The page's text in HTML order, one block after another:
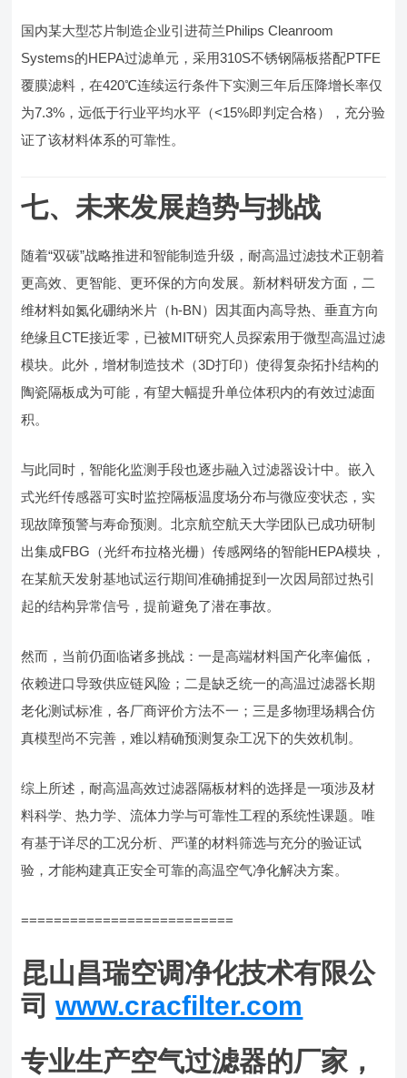
国内某大型芯片制造企业引进荷兰Philips Cleanroom
Systems的HEPA过滤单元，采用310S不锈钢隔板搭配PTFE
覆膜滤料，在420℃连续运行条件下实测三年后压降增长率仅
为7.3%，远低于行业平均水平（<15%即判定合格），充分验
证了该材料体系的可靠性。
七、未来发展趋势与挑战
随着“双碳”战略推进和智能制造升级，耐高温过滤技术正朝着
更高效、更智能、更环保的方向发展。新材料研发方面，二
维材料如氮化硼纳米片（h-BN）因其面内高导热、垂直方向
绝缘且CTE接近零，已被MIT研究人员探索用于微型高温过滤
模块。此外，增材制造技术（3D打印）使得复杂拓扑结构的
陶瓷隔板成为可能，有望大幅提升单位体积内的有效过滤面
积。
与此同时，智能化监测手段也逐步融入过滤器设计中。嵌入
式光纤传感器可实时监控隔板温度场分布与微应变状态，实
现故障预警与寿命预测。北京航空航天大学团队已成功研制
出集成FBG（光纤布拉格光栅）传感网络的智能HEPA模块，
在某航天发射基地试运行期间准确捕捉到一次因局部过热引
起的结构异常信号，提前避免了潜在事故。
然而，当前仍面临诸多挑战：一是高端材料国产化率偏低，
依赖进口导致供应链风险；二是缺乏统一的高温过滤器长期
老化测试标准，各厂商评价方法不一；三是多物理场耦合仿
真模型尚不完善，难以精确预测复杂工况下的失效机制。
综上所述，耐高温高效过滤器隔板材料的选择是一项涉及材
料科学、热力学、流体力学与可靠性工程的系统性课题。唯
有基于详尽的工况分析、严谨的材料筛选与充分的验证试
验，才能构建真正安全可靠的高温空气净化解决方案。
==========================
昆山昌瑞空调净化技术有限公
司www.cracfilter.com
专业生产空气过滤器的厂家，